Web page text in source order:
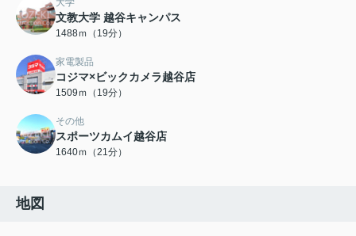
大学
文教大学 越谷キャンパス
1488ｍ（19分）
家電製品
コジマ×ビックカメラ越谷店
1509ｍ（19分）
その他
スポーツカムイ越谷店
1640ｍ（21分）
地図